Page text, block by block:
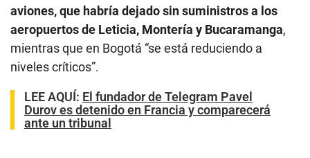
aviones, que habría dejado sin suministros a los
aeropuertos de Leticia, Montería y Bucaramanga,
mientras que en Bogotá “se está reduciendo a
niveles críticos”.
LEE AQUÍ: El fundador de Telegram Pavel
Durov es detenido en Francia y comparecerá
ante un tribunal